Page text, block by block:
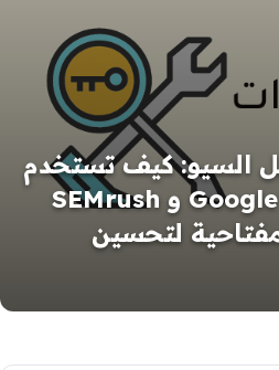
السيو: كيف تستخدم
Google Search Console و SEMrush
لتحسين